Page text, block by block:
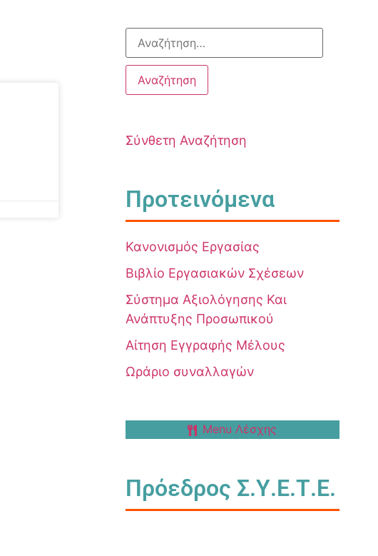
Σύνθετη Αναζήτηση
Προτεινόμενα
Κανονισμός Εργασίας
Βιβλίο Εργασιακών Σχέσεων
Σύστημα Αξιολόγησης Και
Ανάπτυξης Προσωπικού
Αίτηση Εγγραφής Μέλους
Ωράριο συναλλαγών
Menu Λέσχης
Πρόεδρος Σ.Υ.Ε.Τ.Ε.